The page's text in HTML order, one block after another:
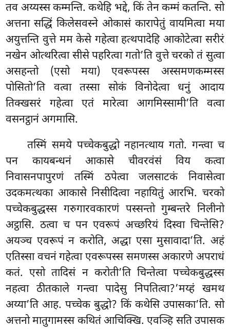
तव अय्यस्स कम्मन्ति. कथेहि भद्दे, किं तेन कम्मं कतन्ति. सो
अत्तना सद्धिं किलेसवस्ने ओकासं कारापेतुं वायमित्वा मया
अयुत्तन्ति वुत्ते मम केसे गहेत्वा हत्थपादेहि आकोटेत्वा सरीरं
नखेन ओत्थरित्वा सीसे पहरित्वा गतो’ति वुत्ते चरको तं सुत्वा
असहन्तो (एसो मया) एवरूपस्स अस्समणकम्मस्स
पोसितो’ति वत्वा तस्सा सोकं विनोदेत्वा धनुं आदाय
तिक्खसरं गहेत्वा एतं मारेत्वा आगमिस्सामी’ति वत्वा
वसनट्ठानं अगमासि.
तस्मिं समये पच्चेकबुद्धो नहानत्थाय गतो. गन्त्वा च
पन कायबन्धनं आकासे चीवरवंसं विय कत्वा
निवासनपापुरणं तस्मिं ठपेत्वा जलसाटकं निवासेत्वा
उदकमत्थका आकासे निसीदित्वा नहायितुं आरभि. चरको
पच्चेकबुद्धस्स गरुगारवकारणं पस्सन्तो गुम्बन्तरे निलीनो
अट्ठासि. ठत्वा च पन एवरूपं अच्छरियं दिस्वा चिन्तेसि?
अयञ्च एवरूपं न करोति, अद्धा एसा मुसावादा’ति. अहं
एतिस्सा वचनं गहेत्वा एवरूपस्स समणस्स अकारणे अपराधं
कतं. एसो तादिसं न करोती’ति चिन्तेत्वा पच्चेकबुद्धस्स
नहत्वा ठीतकाले गन्त्वा पादेसु निपतित्वा?’मय्हं खमथ
अय्या’ति आह. पच्चेक बुद्धो? किं कथेसि उपासका’ति. सो
अत्तनो मातुगामस्स कथितं आचिक्खि. एवञ्हि सति उपासक